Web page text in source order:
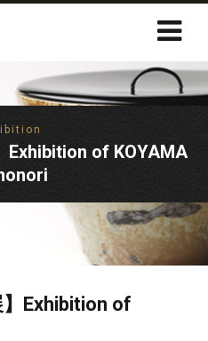
Exhibition of KOYAMA
Exhibition of